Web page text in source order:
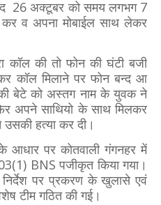
26 अक्टूबर को समय लगभग 7
व अपना मोबाईल साथ लेकर
कॉल की तो फोन की घंटी बजी
कॉल मिलाने पर फोन बन्द आ
बेटे को अस्तग नाम के युवक ने
अपने साथियो के साथ मिलकर
हत्या कर दी।
के आधार पर कोतवाली गंगनहर में
BNS पजीकृत किया गया।
निर्देश पर प्रकरण के खुलासे एवं
टीम गठित की गई।